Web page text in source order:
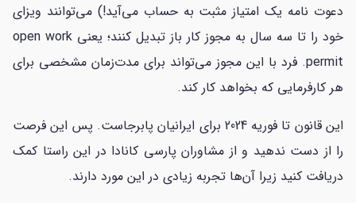
دعوت نامه یک امتیاز مثبت به حساب می‌آید!) می‌توانند ویزای
خود را تا سه سال به مجوز کار باز تبدیل کنند؛ یعنی open work
permit. فرد با این مجوز می‌تواند برای مدت‌زمان مشخصی برای
هر کارفرمایی که بخواهد کار کند.
این قانون تا فوریه 2024 برای ایرانیان پابرجاست. پس این فرصت
را از دست ندهید و از مشاوران پارسی کانادا در این راستا کمک
دریافت کنید زیرا آن‌ها تجربه زیادی در این مورد دارند.